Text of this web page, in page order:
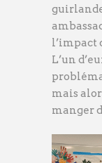
guirlande
l’impact
L’un
mais
manger